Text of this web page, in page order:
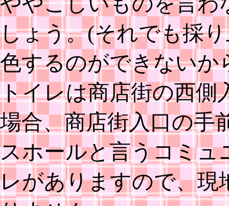
しょう。(それでも採
色するのができないか
トイレは商店街の西側
場合、商店街入口の手
スホールと言うコミュ
レがありますので、現